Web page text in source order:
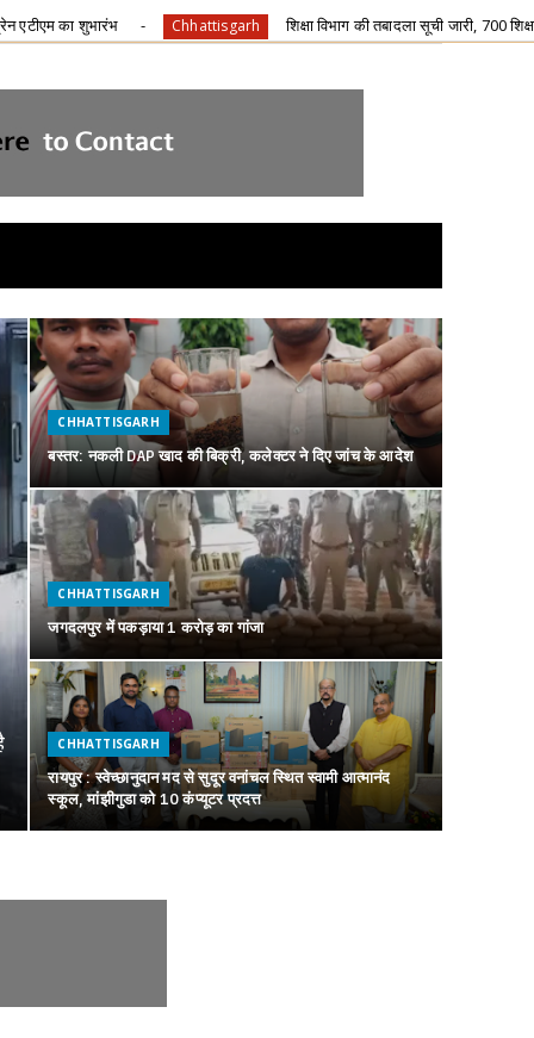
शिक्षा विभाग की तबादला सूची जारी, 700 शिक्षको के हुए ट्रांसफर, विभिन्न
CHHATTISGARH
बस्तर: नकली DAP खाद की बिक्री, कलेक्टर ने दिए जांच के आदेश
CHHATTISGARH
जगदलपुर में पकड़ाया 1 करोड़ का गांजा
CHHATTISGARH
रायपुर : स्वेच्छानुदान मद से सुदूर वनांचल स्थित स्वामी आत्मानंद
स्कूल, मांझीगुडा को 10 कंप्यूटर प्रदत्त